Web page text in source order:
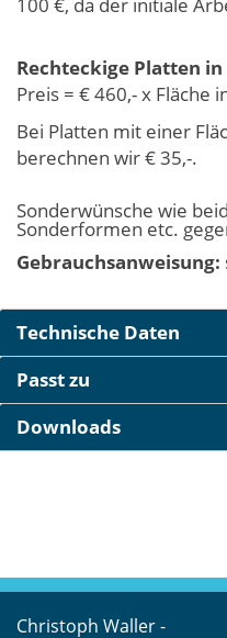
Rechteckige Platten
Preis = € 460,- x Fläche
Bei Platten mit einer
berechnen wir € 35,-.
Sonderwünsche wie
Sonderformen etc.
Gebrauchsanweisung:
Technische Daten
Passt zu
Downloads
Christoph Waller -